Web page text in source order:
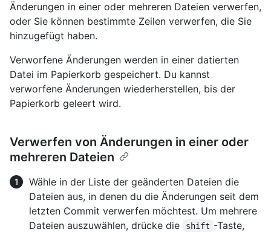
Änderungen in einer oder mehreren Dateien verwerfen,
oder Sie können bestimmte Zeilen verwerfen, die Sie
hinzugefügt haben.
Verworfene Änderungen werden in einer datierten
Datei im Papierkorb gespeichert. Du kannst
verworfene Änderungen wiederherstellen, bis der
Papierkorb geleert wird.
Verwerfen von Änderungen in einer oder
mehreren Dateien
Wähle in der Liste der geänderten Dateien die
Dateien aus, in denen du die Änderungen seit dem
letzten Commit verwerfen möchtest. Um mehrere
Dateien auszuwählen, drücke die
shift -Taste,